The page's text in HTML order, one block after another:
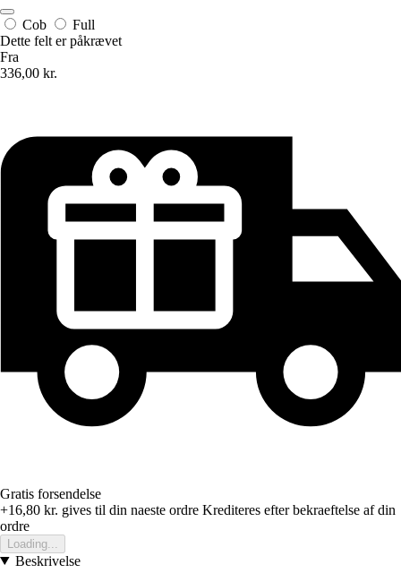
Cob
Full
Dette felt er påkrævet
Fra
336,00 kr.
Gratis forsendelse
+16,80 kr. gives til din naeste ordre Krediteres efter bekraeftelse af din
ordre
Loading...
Beskrivelse